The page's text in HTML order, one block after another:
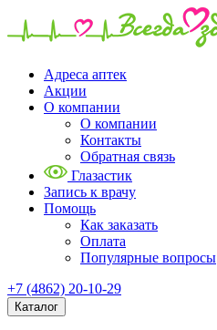
Адреса аптек
Акции
О компании
О компании
Контакты
Обратная связь
Глазастик
Запись к врачу
Помощь
Как заказать
Оплата
Популярные вопросы
+7 (4862) 20-10-29
Каталог